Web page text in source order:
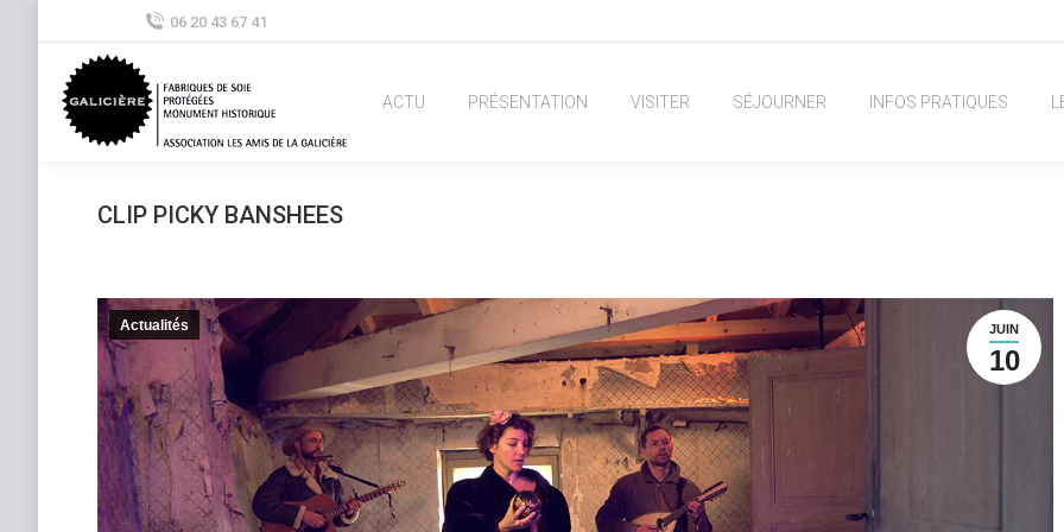
06 20 43 67 41
ACTU PRÉSENTATION VISITER SÉJOURNER INFOS PRATIQUES
CLIP PICKY BANSHEES
JUIN
10
Actualités